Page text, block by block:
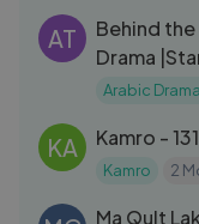
AT
Behind the
Drama
Arabic
KA Kamro -
Kamro 2
Ma Qult